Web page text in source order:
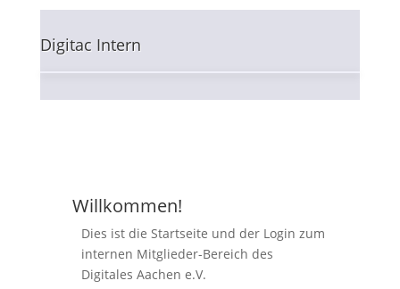
Veranstaltungen
Mitglied werden
Digitac:Voidspace
Digitac Intern
Willkommen!
Dies ist die Startseite und der Login zum
internen Mitglieder-Bereich des
Digitales Aachen e.V.